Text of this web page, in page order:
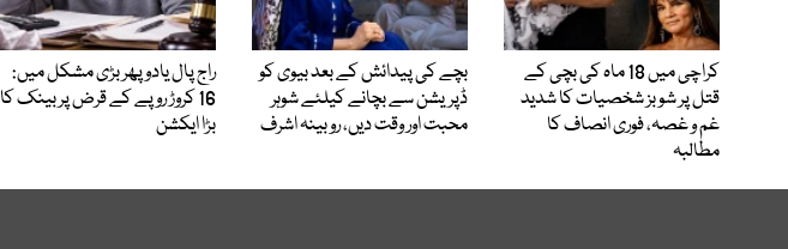
کراچی میں 18 ماہ کی بچی کے
قتل پر شوبز شخصیات کا شدید
غم و غصہ، فوری انصاف کا
مطالبہ
بچے کی پیدائش کے بعد بیوی کو
ڈپریشن سے بچانے کیلئے شوہر
محبت اور وقت دیں، روبینہ اشرف
راج پال یادو پھر بڑی مشکل میں:
16 کروڑ روپے کے قرض پر بینک کا
بڑا ایکشن